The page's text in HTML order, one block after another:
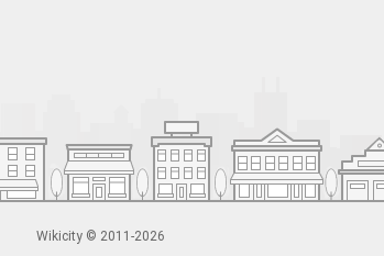
Wikicity © 2011-2026